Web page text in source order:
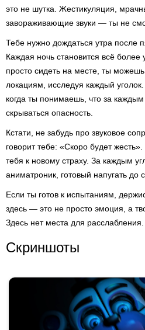
это не шутка. Жестикуляция,
завораживающие звуки — ты не
Тебе нужно дождаться утра после
Каждая ночь становится всё более
просто сидеть на месте, ты
локациям, исследуя каждый
когда ты понимаешь, что за
скрываться опасность.
Кстати, не забудь про звуковое
говорит тебе: «Скоро будет
тебя к новому страху. За каждым
аниматроник, готовый напугать до
Если ты готов к испытаниям,
здесь — это не просто эмоция, а
Здесь нет места для расслабления.
Скриншоты